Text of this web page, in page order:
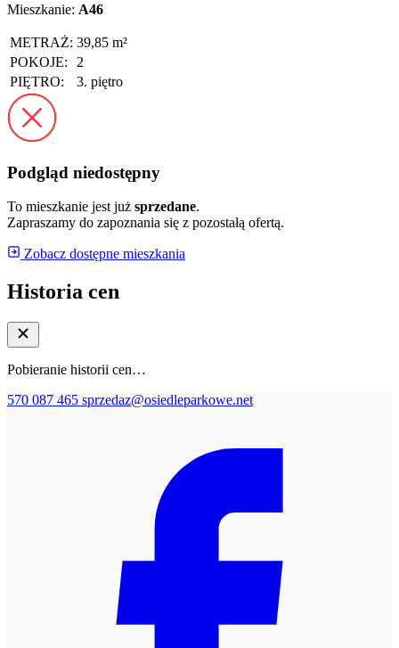
Mieszkanie: A46
METRAŻ: 39,85 m²
POKOJE:
2
PIĘTRO:
3. piętro
Podgląd niedostępny
To mieszkanie jest już sprzedane.
Zapraszamy do zapoznania się z pozostałą ofertą.
Zobacz dostępne mieszkania
Historia cen
Pobieranie historii cen…
570 087 465 sprzedaz@osiedleparkowe.net